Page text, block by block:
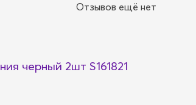
Отзывов ещё нет
черный 2шт S161821